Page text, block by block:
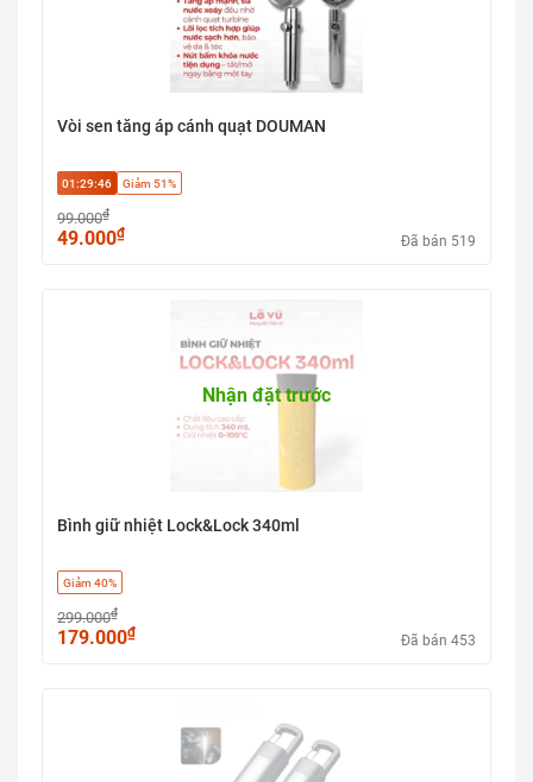
Vòi sen tăng áp cánh quạt DOUMAN
01:29:45 Giảm 51%
99.000₫
49.000₫ Đã bán 519
Nhận đặt trước
Bình giữ nhiệt Lock&Lock 340ml
Giảm 40%
299.000₫
179.000₫ Đã bán 453